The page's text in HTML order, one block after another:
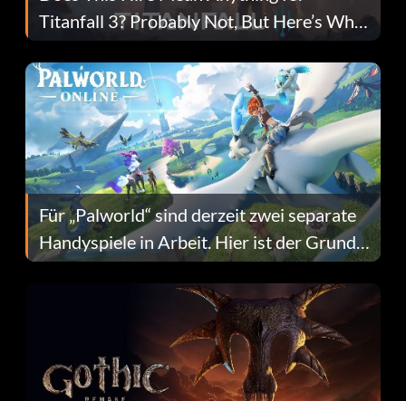
Titanfall 3? Probably Not, But Here’s Why
Fans Are Hopeful
Für „Palworld“ sind derzeit zwei separate
Handyspiele in Arbeit. Hier ist der Grund
dafür.